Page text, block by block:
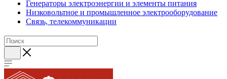
Генераторы электроэнергии и элементы питания
Низковольтное и промышленное электрооборудование
Связь, телекоммуникации